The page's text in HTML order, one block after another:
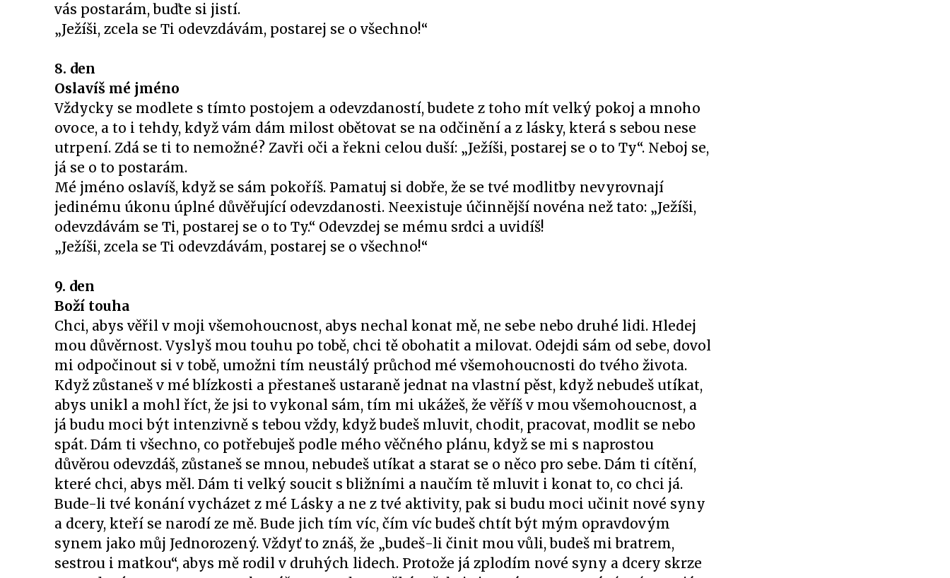
vás postarám, buďte si jistí.
„Ježíši, zcela se Ti odevzdávám, postarej se o všechno!“
8. den
Oslavíš mé jméno
Vždycky se modlete s tímto postojem a odevzdaností, budete z toho mít velký pokoj a mnoho
ovoce, a to i tehdy, když vám dám milost obětovat se na odčinění a z lásky, která s sebou nese
utrpení. Zdá se ti to nemožné? Zavři oči a řekni celou duší: „Ježíši, postarej se o to Ty“. Neboj se,
já se o to postarám.
Mé jméno oslavíš, když se sám pokoříš. Pamatuj si dobře, že se tvé modlitby nevyrovnají
jedinému úkonu úplné důvěřující odevzdanosti. Neexistuje účinnější novéna než tato: „Ježíši,
odevzdávám se Ti, postarej se o to Ty.“ Odevzdej se mému srdci a uvidíš!
„Ježíši, zcela se Ti odevzdávám, postarej se o všechno!“
9. den
Boží touha
Chci, abys věřil v moji všemohoucnost, abys nechal konat mě, ne sebe nebo druhé lidi. Hledej
mou důvěrnost. Vyslyš mou touhu po tobě, chci tě obohatit a milovat. Odejdi sám od sebe, dovol
mi odpočinout si v tobě, umožni tím neustálý průchod mé všemohoucnosti do tvého života.
Když zůstaneš v mé blízkosti a přestaneš ustaraně jednat na vlastní pěst, když nebudeš utíkat,
abys unikl a mohl říct, že jsi to vykonal sám, tím mi ukážeš, že věříš v mou všemohoucnost, a
já budu moci být intenzivně s tebou vždy, když budeš mluvit, chodit, pracovat, modlit se nebo
spát. Dám ti všechno, co potřebuješ podle mého věčného plánu, když se mi s naprostou
důvěrou odevzdáš, zůstaneš se mnou, nebudeš utíkat a starat se o něco pro sebe. Dám ti cítění,
které chci, abys měl. Dám ti velký soucit s bližními a naučím tě mluvit i konat to, co chci já.
Bude-li tvé konání vycházet z mé Lásky a ne z tvé aktivity, pak si budu moci učinit nové syny
a dcery, kteří se narodí ze mě. Bude jich tím víc, čím víc budeš chtít být mým opravdovým
synem jako můj Jednorozený. Vždyť to znáš, že „budeš-li činit mou vůli, budeš mi bratrem,
sestrou i matkou“, abys mě rodil v druhých lidech. Protože já zplodím nové syny a dcery skrze